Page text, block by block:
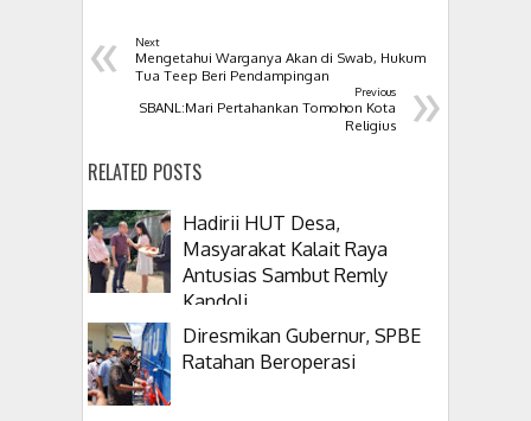
« Next
Mengetahui Warganya Akan di Swab, Hukum
Tua Teep Beri Pendampingan
»
Previous
SBANL:Mari Pertahankan Tomohon Kota
Religius
RELATED POSTS
Hadirii HUT Desa,
Masyarakat Kalait Raya
Antusias Sambut Remly
Kandoli
Diresmikan Gubernur, SPBE
Ratahan Beroperasi